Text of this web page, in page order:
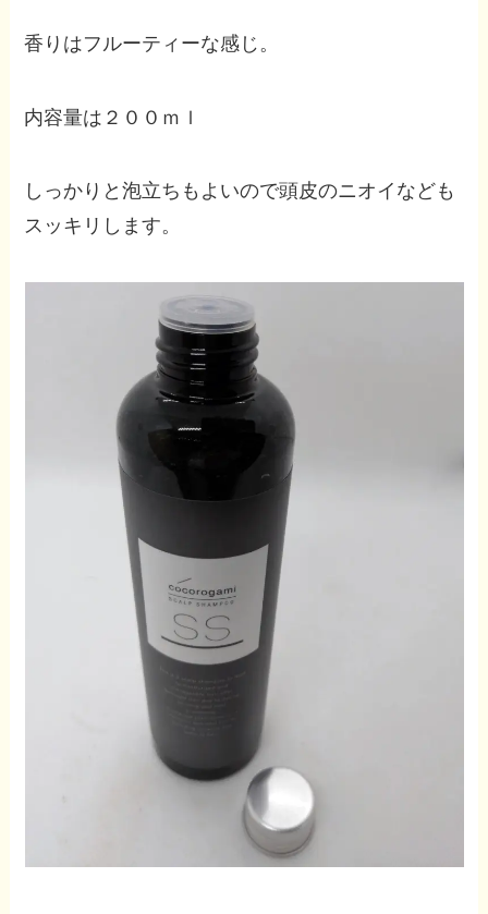
香りはフルーティーな感じ。
内容量は２００ｍｌ
しっかりと泡立ちもよいので頭皮のニオイなども
スッキリします。